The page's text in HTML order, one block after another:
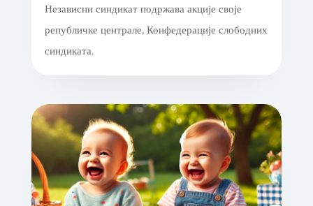
Независни синдикат подржава акције своје
републичке централе, Конфедерације слободних
синдиката.